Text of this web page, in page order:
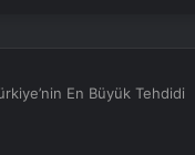
En Büyük Tehdidi